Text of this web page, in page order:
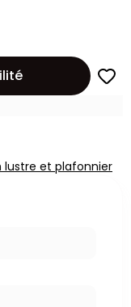
lustre et plafonnier